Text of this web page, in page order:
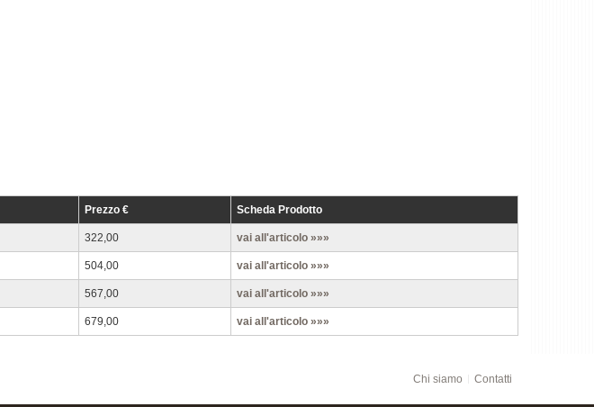
Prezzo € Scheda Prodotto
322,00 vai all'articolo »»»
504,00 vai all'articolo »»»
567,00 vai all'articolo »»»
679,00 vai all'articolo »»»
Chi siamo Contatti